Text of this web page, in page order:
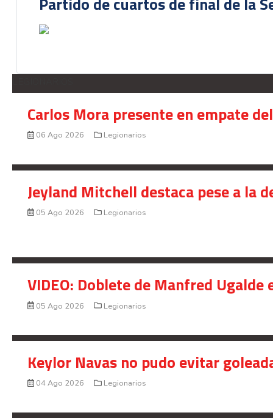
Carlos Mora presente en empate
06 Ago 2026 Legionarios
Jeyland Mitchell destaca pese a la
05 Ago 2026 Legionarios
VIDEO: Doblete de Manfred
05 Ago 2026 Legionarios
Keylor Navas no pudo evitar
04 Ago 2026 Legionarios